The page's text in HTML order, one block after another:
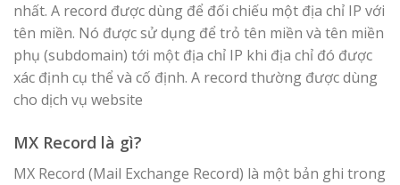
nhất. A record được dùng để đối chiếu một địa chỉ IP với
tên miền. Nó được sử dụng để trỏ tên miền và tên miền
phụ (subdomain) tới một địa chỉ IP khi địa chỉ đó được
xác định cụ thể và cố định. A record thường được dùng
cho dịch vụ website
MX Record là gì?
MX Record (Mail Exchange Record) là một bản ghi trong